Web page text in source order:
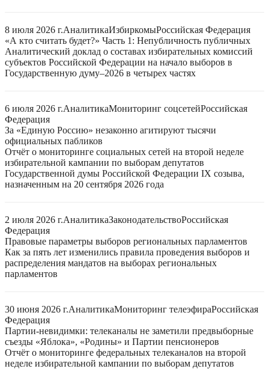
8 июля 2026 г.АналитикаИзбиркомыРоссийская Федерация
«А кто считать будет?» Часть 1: Непубличность публичных
Аналитический доклад о составах избирательных комиссий
субъектов Российской Федерации на начало выборов в
Государственную думу–2026 в четырех частях
6 июля 2026 г.АналитикаМониторинг соцсетейРоссийская
Федерация
За «Единую Россию» незаконно агитируют тысячи
официальных пабликов
Отчёт о мониторинге социальных сетей на второй неделе
избирательной кампании по выборам депутатов
Государственной думы Российской Федерации IX созыва,
назначенным на 20 сентября 2026 года
2 июля 2026 г.АналитикаЗаконодательствоРоссийская
Федерация
Правовые параметры выборов региональных парламентов
Как за пять лет изменились правила проведения выборов и
распределения мандатов на выборах региональных
парламентов
30 июня 2026 г.АналитикаМониторинг телеэфираРоссийская
Федерация
Партии-невидимки: телеканалы не заметили предвыборные
съезды «Яблока», «Родины» и Партии пенсионеров
Отчёт о мониторинге федеральных телеканалов на второй
неделе избирательной кампании по выборам депутатов